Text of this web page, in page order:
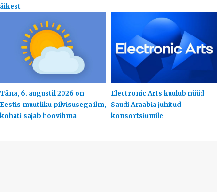
äikest
Täna, 6. augustil 2026 on
Eestis muutliku pilvisusega ilm,
kohati sajab hoovihma
Electronic Arts kuulub nüüd
Saudi Araabia juhitud
konsortsiumile